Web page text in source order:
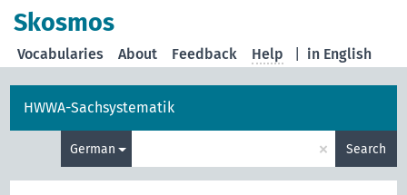
Skosmos
in English
Vocabularies About Feedback Help
HWWA-Sachsystematik
German × Search